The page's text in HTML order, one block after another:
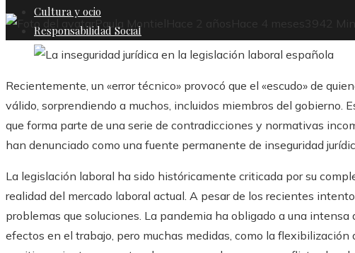
Cultura y ocio
Responsabilidad Social
Paula Montiel Hace 2 años Hace 4 meses 394 2
Recientemente, un «error técnico» provocó que el «escudo» de
válido, sorprendiendo a muchos, incluidos miembros del gobierno.
que forma parte de una serie de contradicciones y normativas
han denunciado como una fuente permanente de inseguridad
La legislación laboral ha sido históricamente criticada por su
realidad del mercado laboral actual. A pesar de los recientes
problemas que soluciones. La pandemia ha obligado a una
efectos en el trabajo, pero muchas medidas, como la